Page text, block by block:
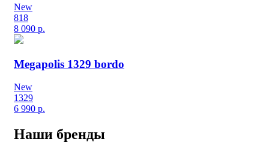
New
818
8 090 р.
Megapolis 1329 bordo
New
1329
6 990 р.
Наши бренды